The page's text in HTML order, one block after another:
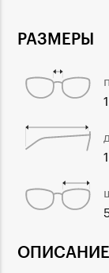
РАЗМЕРЫ